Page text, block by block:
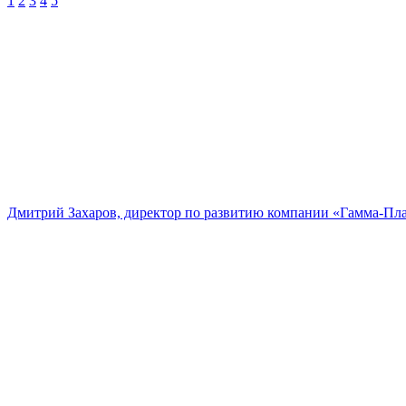
Дмитрий Захаров, директор по развитию компании «Гамма-